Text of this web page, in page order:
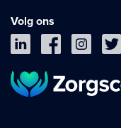
Volg ons